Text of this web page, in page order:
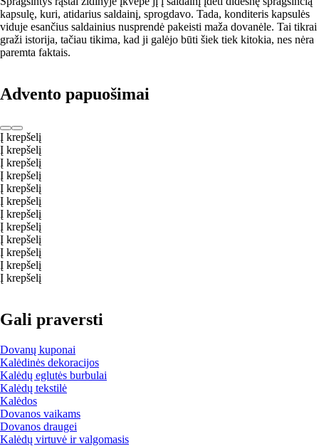
kapsulę, kuri, atidarius saldainį, sprogdavo. Tada, konditeris kapsulės
viduje esančius saldainius nusprendė pakeisti maža dovanėle. Tai tikrai
graži istorija, tačiau tikima, kad ji galėjo būti šiek tiek kitokia, nes nėra
paremta faktais.
Advento papuošimai
Į krepšelį
Į krepšelį
Į krepšelį
Į krepšelį
Į krepšelį
Į krepšelį
Į krepšelį
Į krepšelį
Į krepšelį
Į krepšelį
Į krepšelį
Į krepšelį
Gali praversti
Dovanų kuponai
Kalėdinės dekoracijos
Kalėdų eglutės burbulai
Kalėdų tekstilė
Kalėdos
Dovanos vaikams
Dovanos draugei
Kalėdų virtuvė ir valgomasis